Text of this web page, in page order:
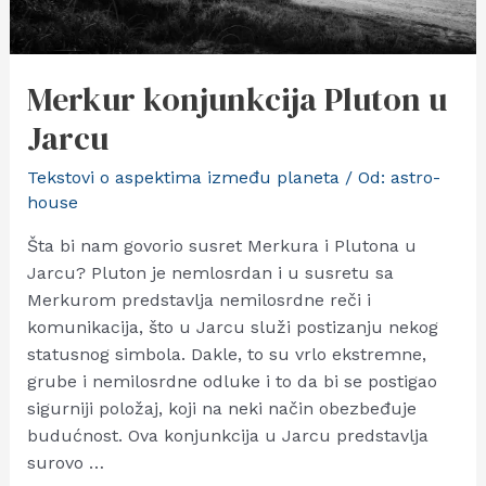
Merkur konjunkcija Pluton u
Jarcu
Tekstovi o aspektima između planeta/ Od: astro-
house
Šta bi nam govorio susret Merkura i Plutona u
Jarcu? Pluton je nemlosrdan i u susretu sa
Merkurom predstavlja nemilosrdne reči i
komunikacija, što u Jarcu služi postizanju nekog
statusnog simbola. Dakle, to su vrlo ekstremne,
grube i nemilosrdne odluke i to da bi se postigao
sigurniji položaj, koji na neki način obezbeđuje
budućnost. Ova konjunkcija u Jarcu predstavlja
surovo …